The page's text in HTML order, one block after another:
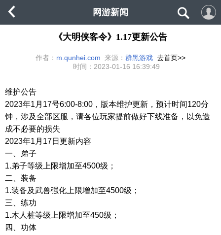
网游新闻
《大明侠客令》1.17更新公告
作者： m.qunhei.com 来源： 群黑游戏 去首页>>
时间： 2023-01-16 16:39:49
维护公告
2023年1月17号6:00-8:00，版本维护更新，预计时间120分
钟，涉及全部区服，请各位玩家提前做好下线准备，以免造
成不必要的损失
2023年1月17日更新内容
一、弟子
1.弟子等级上限增加至4500级；
二、装备
1.装备及武兽强化上限增加至4500级；
三、练功
1.木人桩等级上限增加至450级；
四、功体